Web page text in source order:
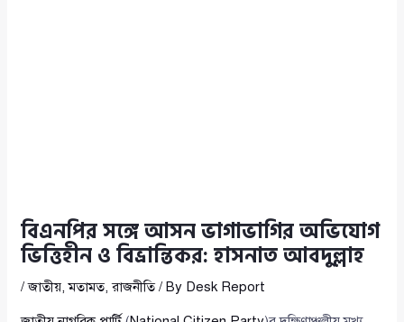
বিএনপির সঙ্গে আসন ভাগাভাগির অভিযোগ
ভিত্তিহীন ও বিভ্রান্তিকর: হাসনাত আবদুল্লাহ
/জাতীয়,মতামত,রাজনীতি/ By Desk Report